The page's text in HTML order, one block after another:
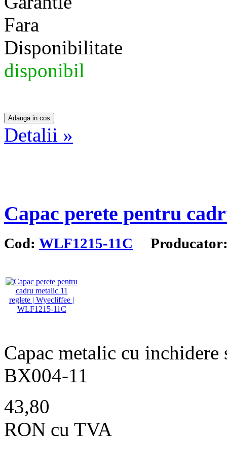
Fara
Disponibilitate
disponibil
Detalii »
Capac perete pentru
Cod: WLF1215-11C
Capac metalic cu
BX004-11
43,80
RON cu TVA